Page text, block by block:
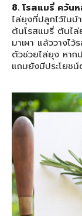
8. โรสแมรี่ ควัน
ไล่ยุงที่ปลูกไว้ใน
ต้นโรสแมรี่ ต้นไ
มาเผา แล้ววางไ
ตัวช่วยไล่ยุง หาก
แถมยังมีประโยช